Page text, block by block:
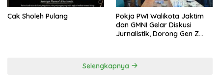
Cak Sholeh Pulang
Pokja PWI Walikota Jaktim
dan GMNI Gelar Diskusi
Jurnalistik, Dorong Gen Z
Selengkapnya